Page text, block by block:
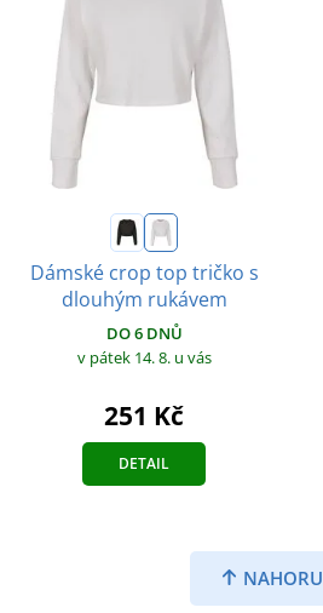
Dámské crop top tričko s
dlouhým rukávem
DO 6 DNŮ
v pátek 14. 8. u vás
251 Kč
DETAIL
NAHORU